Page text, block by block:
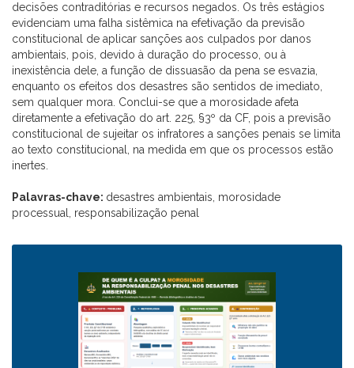
decisões contraditórias e recursos negados. Os três estágios
evidenciam uma falha sistêmica na efetivação da previsão
constitucional de aplicar sanções aos culpados por danos
ambientais, pois, devido à duração do processo, ou à
inexistência dele, a função de dissuasão da pena se esvazia,
enquanto os efeitos dos desastres são sentidos de imediato,
sem qualquer mora. Conclui-se que a morosidade afeta
diretamente a efetivação do art. 225, §3º da CF, pois a previsão
constitucional de sujeitar os infratores a sanções penais se limita
ao texto constitucional, na medida em que os processos estão
inertes.
Palavras-chave: desastres ambientais, morosidade
processual, responsabilização penal